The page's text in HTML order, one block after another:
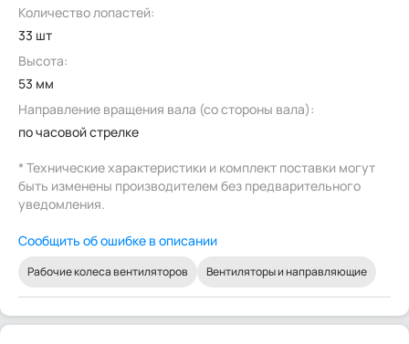
Количество лопастей:
33 шт
Высота:
53 мм
Направление вращения вала (со стороны вала):
по часовой стрелке
* Технические характеристики и комплект поставки могут
быть изменены производителем без предварительного
уведомления.
Сообщить об ошибке в описании
Рабочие колеса вентиляторов Вентиляторы и направляющие